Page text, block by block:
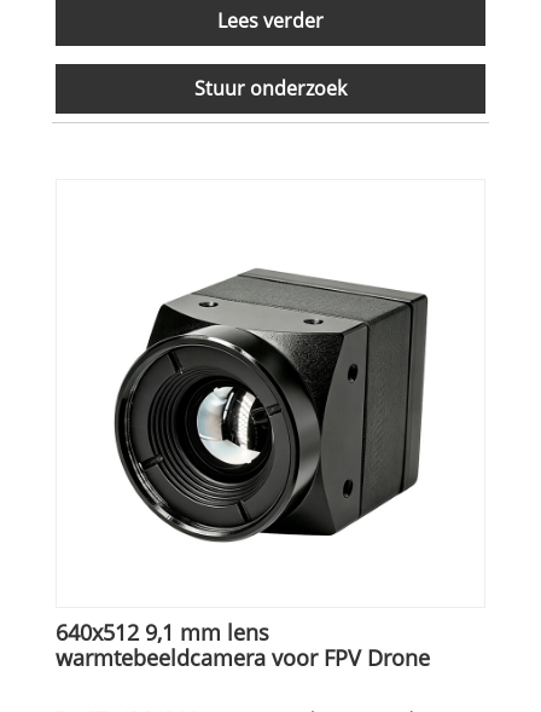
Lees verder
Stuur onderzoek
640x512 9,1 mm lens
warmtebeeldcamera voor FPV Drone